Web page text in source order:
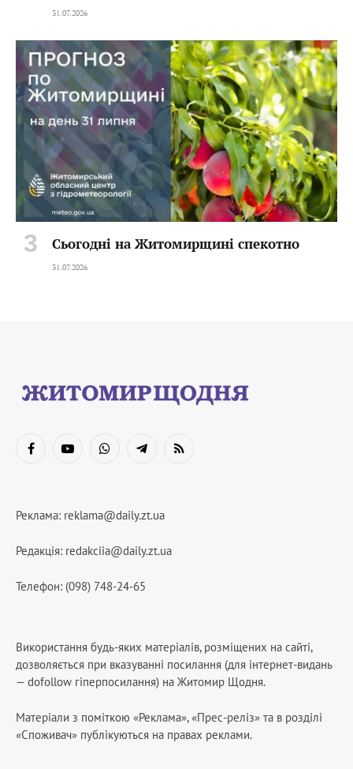
31.07.2026
Сьогодні на Житомирщині спекотно
31.07.2026
FacebookYouTubeWhatsAppTelegramRSS
Реклама: reklama@daily.zt.ua
Редакція: redakciia@daily.zt.ua
Телефон: (098) 748-24-65
Використання будь-яких матеріалів, розміщених на сайті,
дозволяється при вказуванні посилання (для інтернет-видань
— dofollow гіперпосилання) на Житомир Щодня.
Матеріали з поміткою «Реклама», «Прес-реліз» та в розділі
«Споживач» публікуються на правах реклами.